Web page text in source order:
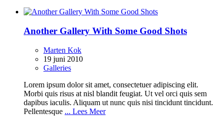
Another Gallery With Some Good Shots
Marten Kok
19 juni 2010
Galleries
Lorem ipsum dolor sit amet, consectetuer adipiscing elit.
Morbi quis risus at nisl blandit feugiat. Ut vel orci quis sem
dapibus iaculis. Aliquam ut nunc quis nisi tincidunt tincidunt.
Pellentesque ... Lees Meer